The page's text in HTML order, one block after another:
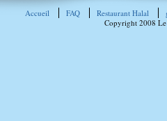
Accueil FAQ Restaurant Halal
Copyright 2008